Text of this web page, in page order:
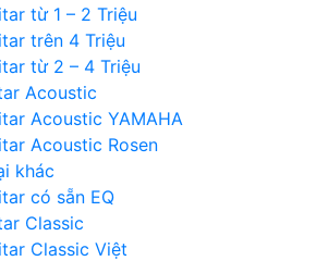
từ 1 – 2 Triệu
trên 4 Triệu
từ 2 – 4 Triệu
Acoustic
Acoustic YAMAHA
Acoustic Rosen
khác
có sẵn EQ
Classic
Classic Việt